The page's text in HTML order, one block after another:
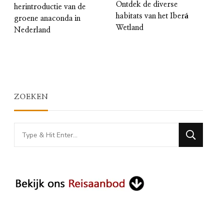
herintroductie van de
groene anaconda in
Nederland
Ontdek de diverse
habitats van het Iberá
Wetland
ZOEKEN
Looking
for